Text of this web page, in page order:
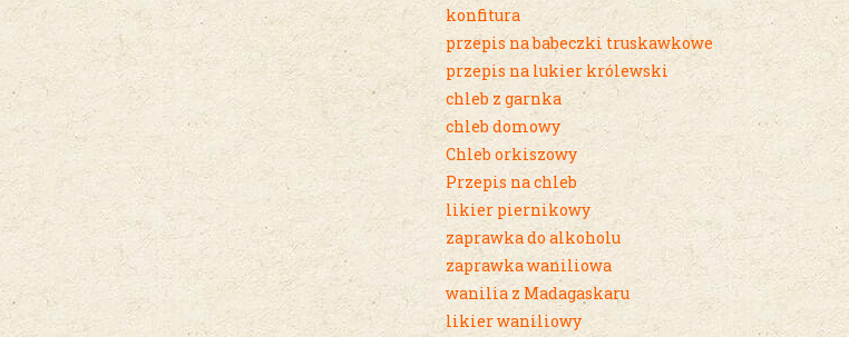
konfitura
przepis na babeczki truskawkowe
przepis na lukier królewski
chleb z garnka
chleb domowy
Chleb orkiszowy
Przepis na chleb
likier piernikowy
zaprawka do alkoholu
zaprawka waniliowa
wanilia z Madagaskaru
likier waniliowy